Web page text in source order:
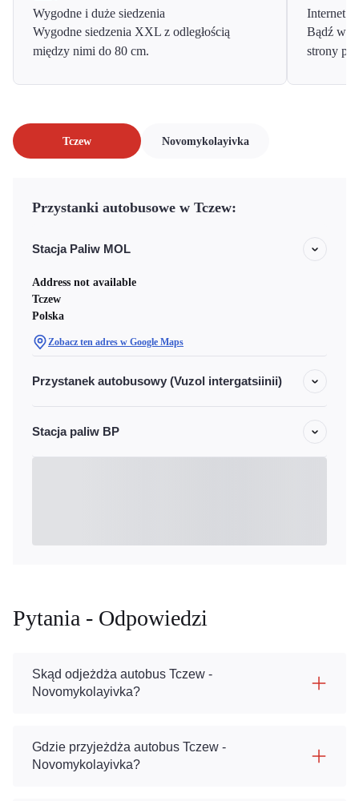
Wygodne i duże siedzenia
Wygodne siedzenia XXL z odległością
między nimi do 80 cm.
Internet
Bądź w
strony
Tczew Novomykolayivka
Przystanki autobusowe w Tczew:
Stacja Paliw MOL
Address not available
Tczew
Polska
Zobacz ten adres w Google Maps
Przystanek autobusowy (Vuzol intergatsiinii)
Stacja paliw BP
Pytania - Odpowiedzi
Skąd odjeżdża autobus Tczew -
Novomykolayivka?
Gdzie przyjeżdża autobus Tczew -
Novomykolayivka?